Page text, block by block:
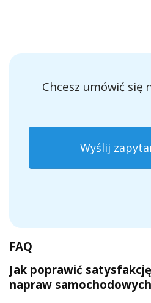
Chcesz umówić się
Wyślij
FAQ
Jak poprawić
napraw